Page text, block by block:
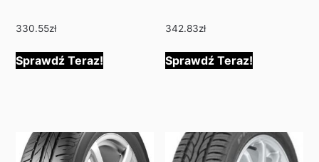
330.55zł
Sprawdź Teraz!
342.83zł
Sprawdź Teraz!